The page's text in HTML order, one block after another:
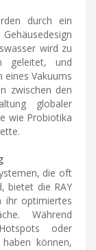
durch ein
wird zu
geleitet, und
eines Vakuums
zwischen den
globaler
wie Probiotika
die oft
bietet die RAY
ihr optimiertes
Während
oder
können,